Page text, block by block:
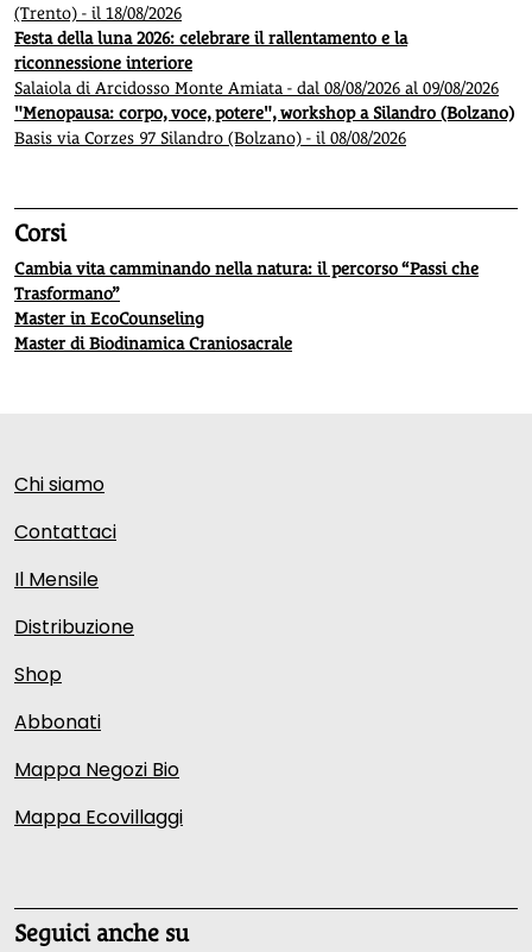
(Trento) - il 18/08/2026
Festa della luna 2026: celebrare il rallentamento e la
riconnessione interiore
Salaiola di Arcidosso Monte Amiata - dal 08/08/2026 al 09/08/2026
"Menopausa: corpo, voce, potere", workshop a Silandro (Bolzano)
Basis via Corzes 97 Silandro (Bolzano) - il 08/08/2026
Corsi
Cambia vita camminando nella natura: il percorso “Passi che
Trasformano”
Master in EcoCounseling
Master di Biodinamica Craniosacrale
Chi siamo
Contattaci
Il Mensile
Distribuzione
Shop
Abbonati
Mappa Negozi Bio
Mappa Ecovillaggi
Seguici anche su